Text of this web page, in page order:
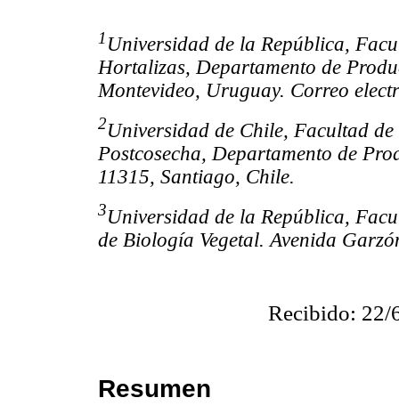
1 Universidad de la República,
Hortalizas, Departamento de
Montevideo, Uruguay. Correo
2Universidad de Chile, Facultad
Postcosecha, Departamento de
11315, Santiago, Chile.
3Universidad de la República,
de Biología Vegetal. Avenida
Recibido: 22/
Resumen